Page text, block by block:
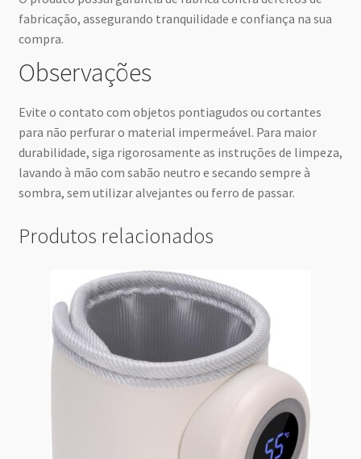
fabricação, assegurando tranquilidade e confiança na sua
compra.
Observações
Evite o contato com objetos pontiagudos ou cortantes
para não perfurar o material impermeável. Para maior
durabilidade, siga rigorosamente as instruções de limpeza,
lavando à mão com sabão neutro e secando sempre à
sombra, sem utilizar alvejantes ou ferro de passar.
Produtos relacionados